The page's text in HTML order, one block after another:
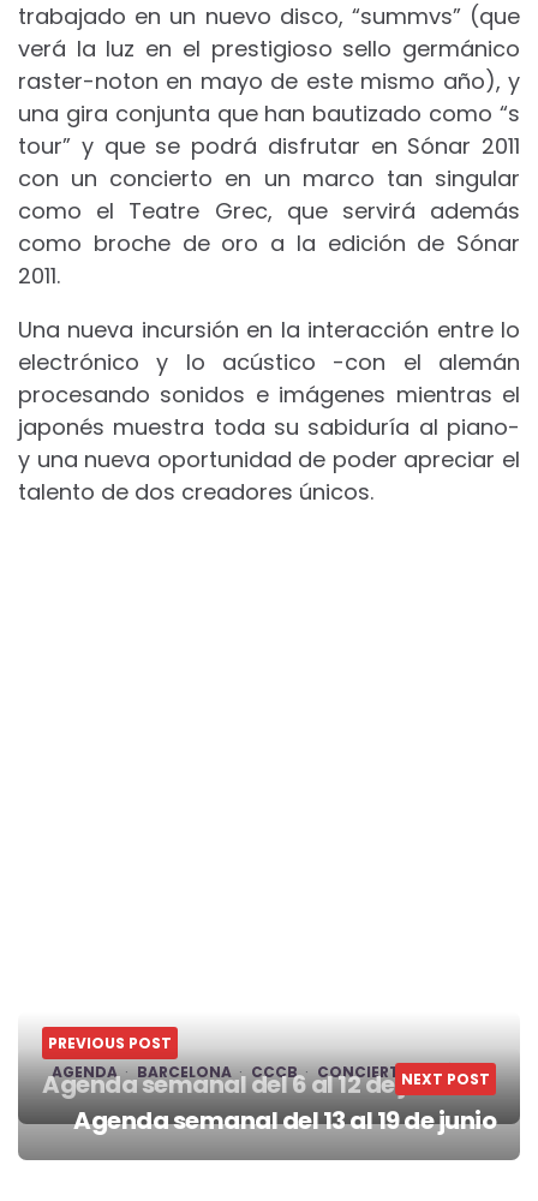
trabajado en un nuevo disco, “summvs” (que
verá la luz en el prestigioso sello germánico
raster-noton en mayo de este mismo año), y
una gira conjunta que han bautizado como “s
tour” y que se podrá disfrutar en Sónar 2011
con un concierto en un marco tan singular
como el Teatre Grec, que servirá además
como broche de oro a la edición de Sónar
2011.
Una nueva incursión en la interacción entre lo
electrónico y lo acústico -con el alemán
procesando sonidos e imágenes mientras el
japonés muestra toda su sabiduría al piano-
y una nueva oportunidad de poder apreciar el
talento de dos creadores únicos.
AGENDA BARCELONA CCCB CONCIERTO SÓNAR
Post
navigation
PREVIOUS POST
Agenda semanal del 6 al 12 de junio
NEXT POST
Agenda semanal del 13 al 19 de junio